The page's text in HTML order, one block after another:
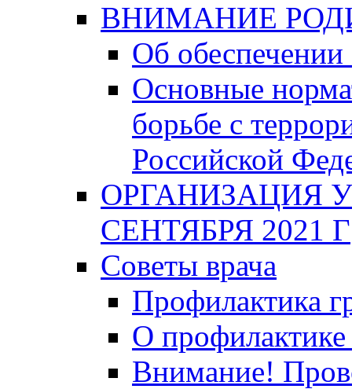
ВНИМАНИЕ
Об обеспечении
Основные
борьбе с
Российской
ОРГАНИЗАЦИЯ
СЕНТЯБРЯ 2021 Г
Советы врача
Профилактика
О профилактике
Внимание!